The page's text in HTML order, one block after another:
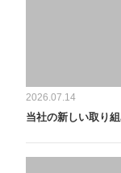
2026.07.14
当社の新しい取り